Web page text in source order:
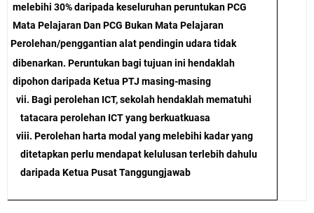
melebihi 30% daripada keseluruhan peruntukan PCG
Mata Pelajaran Dan PCG Bukan Mata Pelajaran
Perolehan/penggantian alat pendingin udara tidak
dibenarkan. Peruntukan bagi tujuan ini hendaklah
dipohon daripada Ketua PTJ masing-masing
vii. Bagi perolehan ICT, sekolah hendaklah mematuhi
tatacara perolehan ICT yang berkuatkuasa
viii. Perolehan harta modal yang melebihi kadar yang
ditetapkan perlu mendapat kelulusan terlebih dahulu
daripada Ketua Pusat Tanggungjawab